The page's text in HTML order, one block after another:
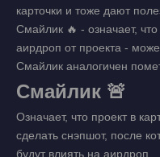
карточки и тоже дают
Смайлик 🔥 - означает, что
аирдроп от проекта -
Смайлик аналогичен
Смайлик 🚨
Означает, что проект в
сделать снэпшот, после
будут влиять на аирдроп.